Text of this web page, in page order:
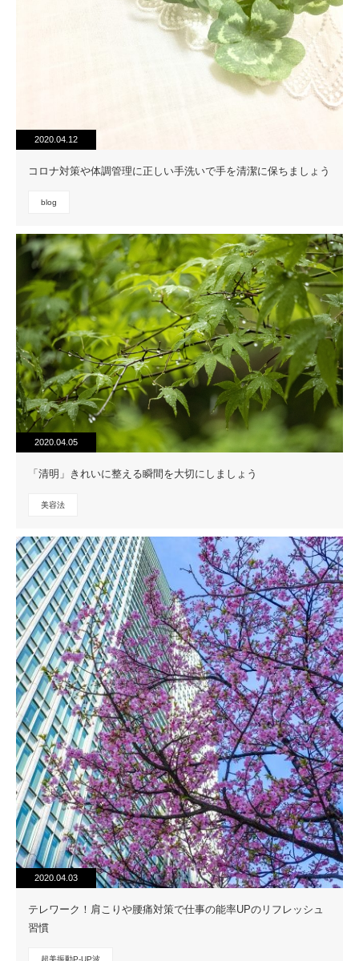
2020.04.12
コロナ対策や体調管理に正しい手洗いで手を清潔に保ちましょう
blog
2020.04.05
「清明」きれいに整える瞬間を大切にしましょう
美容法
2020.04.03
テレワーク！肩こりや腰痛対策で仕事の能率UPのリフレッシュ
習慣
超美振動P-UP波